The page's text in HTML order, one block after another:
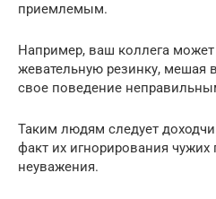
приемлемым.
Например, ваш коллега
жевательную резинку, мешая
свое поведение
Таким людям следует
факт их игнорирования чужих
неуважения.